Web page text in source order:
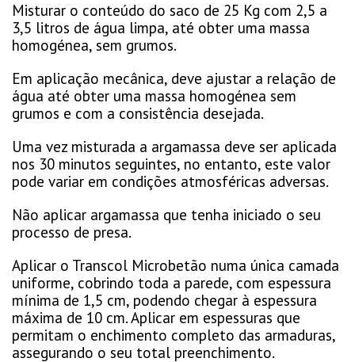
Misturar o conteúdo do saco de 25 Kg com 2,5 a
3,5 litros de água limpa, até obter uma massa
homogénea, sem grumos.
Em aplicação mecânica, deve ajustar a relação de
água até obter uma massa homogénea sem
grumos e com a consistência desejada.
Uma vez misturada a argamassa deve ser aplicada
nos 30 minutos seguintes, no entanto, este valor
pode variar em condições atmosféricas adversas.
Não aplicar argamassa que tenha iniciado o seu
processo de presa.
Aplicar o Transcol Microbetão numa única camada
uniforme, cobrindo toda a parede, com espessura
mínima de 1,5 cm, podendo chegar à espessura
máxima de 10 cm. Aplicar em espessuras que
permitam o enchimento completo das armaduras,
assegurando o seu total preenchimento.